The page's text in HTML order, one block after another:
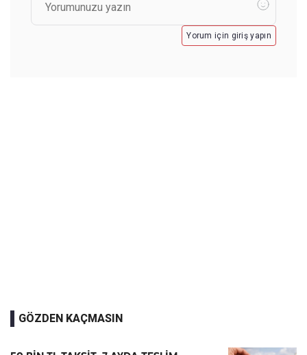
Yorum için giriş yapın
GÖZDEN KAÇMASIN